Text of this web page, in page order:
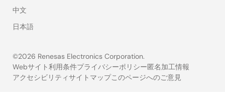
中文
日本語
©2026 Renesas Electronics Corporation.
Legal
Webサイト利用条件プライバシーポリシー匿名加工情報
アクセシビリティサイトマップこのページへのご意見